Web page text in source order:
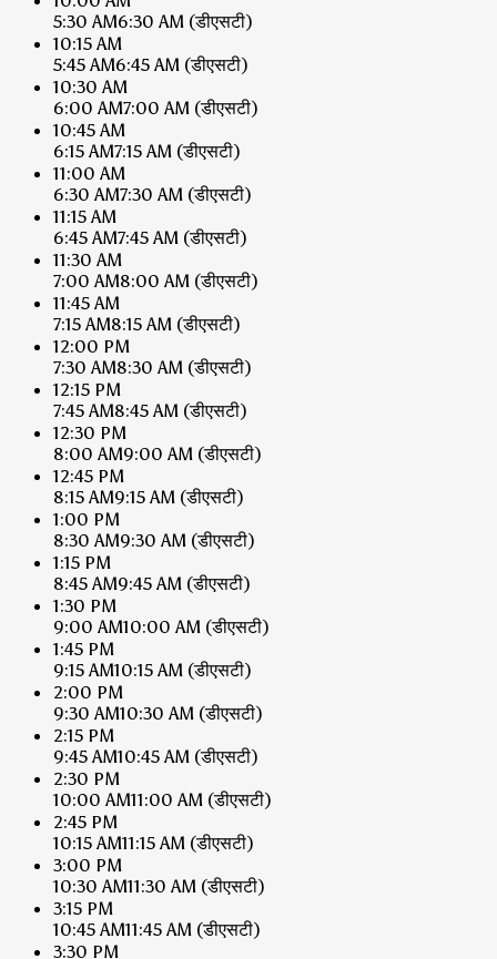
5:30 AM6:30 AM (डीएसटी)
10:15 AM
5:45 AM6:45 AM (डीएसटी)
10:30 AM
6:00 AM7:00 AM (डीएसटी)
10:45 AM
6:15 AM7:15 AM (डीएसटी)
11:00 AM
6:30 AM7:30 AM (डीएसटी)
11:15 AM
6:45 AM7:45 AM (डीएसटी)
11:30 AM
7:00 AM8:00 AM (डीएसटी)
11:45 AM
7:15 AM8:15 AM (डीएसटी)
12:00 PM
7:30 AM8:30 AM (डीएसटी)
12:15 PM
7:45 AM8:45 AM (डीएसटी)
12:30 PM
8:00 AM9:00 AM (डीएसटी)
12:45 PM
8:15 AM9:15 AM (डीएसटी)
1:00 PM
8:30 AM9:30 AM (डीएसटी)
1:15 PM
8:45 AM9:45 AM (डीएसटी)
1:30 PM
9:00 AM10:00 AM (डीएसटी)
1:45 PM
9:15 AM10:15 AM (डीएसटी)
2:00 PM
9:30 AM10:30 AM (डीएसटी)
2:15 PM
9:45 AM10:45 AM (डीएसटी)
2:30 PM
10:00 AM11:00 AM (डीएसटी)
2:45 PM
10:15 AM11:15 AM (डीएसटी)
3:00 PM
10:30 AM11:30 AM (डीएसटी)
3:15 PM
10:45 AM11:45 AM (डीएसटी)
3:30 PM